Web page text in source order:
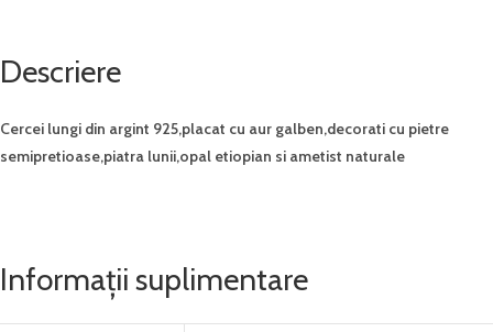
Descriere
Cercei lungi din argint 925,placat cu aur galben,decorati cu pietre
semipretioase,piatra lunii,opal etiopian si ametist naturale
Informații suplimentare